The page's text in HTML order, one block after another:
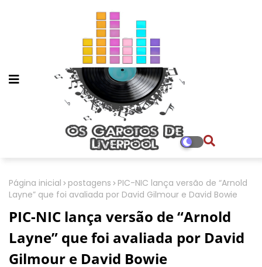
Página inicial postagens
PIC-NIC lança versão de “Arnold
Layne” que foi avaliada por David Gilmour e David Bowie
PIC-NIC lança versão de “Arnold
Layne” que foi avaliada por David
Gilmour e David Bowie